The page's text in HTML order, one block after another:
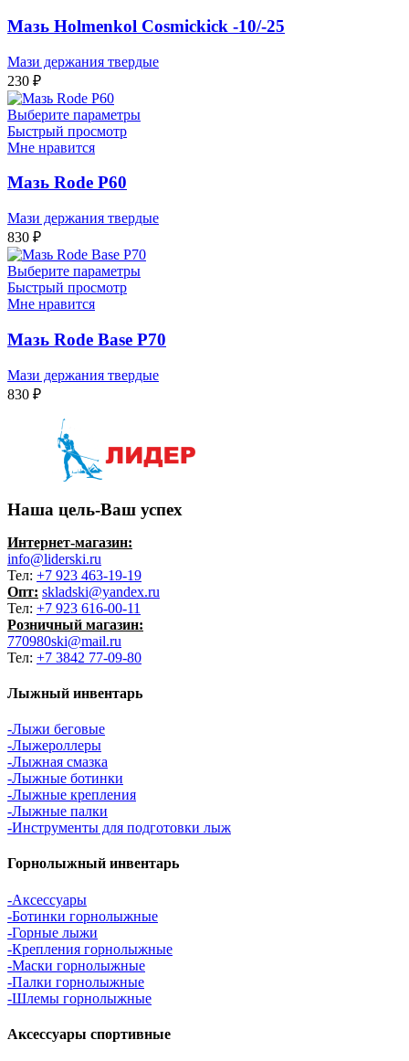
Мазь Holmenkol Cosmickick -10/-25
Мази держания твердые
230 ₽
Выберите параметры
Быстрый просмотр
Мне нравится
Мазь Rode P60
Мази держания твердые
830 ₽
Выберите параметры
Быстрый просмотр
Мне нравится
Мазь Rode Base P70
Мази держания твердые
830 ₽
Наша цель-Ваш успех
Интернет-магазин:
info@liderski.ru
Тел: +7 923 463-19-19
Опт: skladski@yandex.ru
Тел: +7 923 616-00-11
Розничный магазин:
770980ski@mail.ru
Тел: +7 3842 77-09-80
Лыжный инвентарь
-Лыжи беговые
-Лыжероллеры
-Лыжная смазка
-Лыжные ботинки
-Лыжные крепления
-Лыжные палки
-Инструменты для подготовки лыж
Горнолыжный инвентарь
-Аксессуары
-Ботинки горнолыжные
-Горные лыжи
-Крепления горнолыжные
-Маски горнолыжные
-Палки горнолыжные
-Шлемы горнолыжные
Аксессуары спортивные